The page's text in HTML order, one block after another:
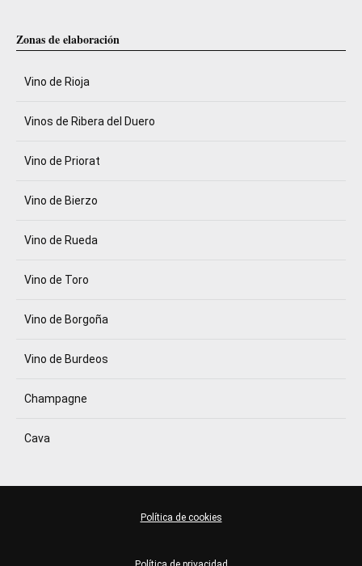
Zonas de elaboración
Vino de Rioja
Vinos de Ribera del Duero
Vino de Priorat
Vino de Bierzo
Vino de Rueda
Vino de Toro
Vino de Borgoña
Vino de Burdeos
Champagne
Cava
Política de cookies